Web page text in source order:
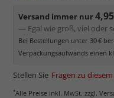
Versand immer nur
— Egal wie groß, viel oder
Bei Bestellungen unter 30 €
Verpackungsaufwands einen
Stellen Sie Fragen zu
*Alle Preise inkl. MwSt. zzgl.